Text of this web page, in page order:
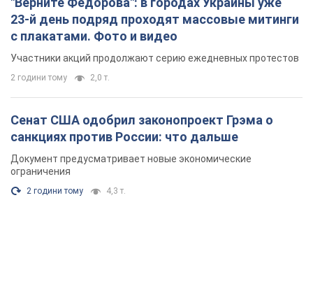
23-й день подряд проходят массовые митинги
с плакатами. Фото и видео
Участники акций продолжают серию ежедневных протестов
2 години тому 2,0 т.
Сенат США одобрил законопроект Грэма о
санкциях против России: что дальше
Документ предусматривает новые экономические
ограничения
2 години тому 4,3 т.